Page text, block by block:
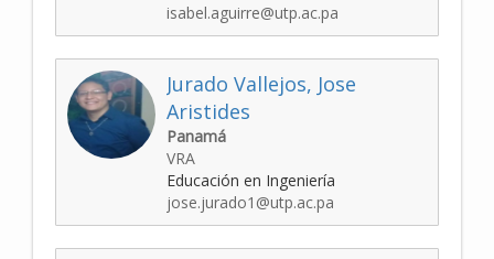
isabel.aguirre@utp.ac.pa
Jurado Vallejos, Jose
Aristides
Panamá
VRA
Educación en Ingeniería
jose.jurado1@utp.ac.pa